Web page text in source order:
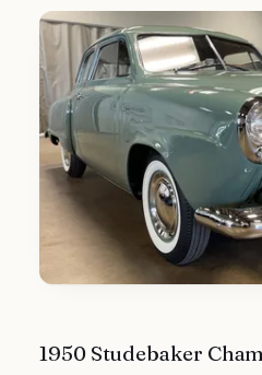
1950 Studebaker